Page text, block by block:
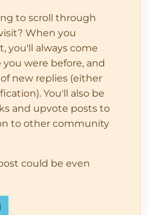
to scroll through
When you
you'll always come
were before, and
new replies (either
You'll also be
and upvote posts to
to other community
could be even